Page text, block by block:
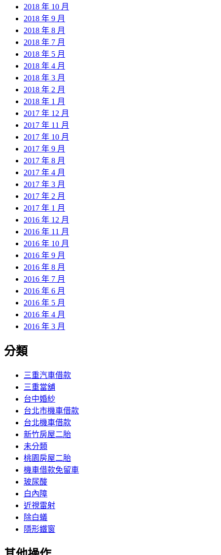
2018 年 10 月
2018 年 9 月
2018 年 8 月
2018 年 7 月
2018 年 5 月
2018 年 4 月
2018 年 3 月
2018 年 2 月
2018 年 1 月
2017 年 12 月
2017 年 11 月
2017 年 10 月
2017 年 9 月
2017 年 8 月
2017 年 4 月
2017 年 3 月
2017 年 2 月
2017 年 1 月
2016 年 12 月
2016 年 11 月
2016 年 10 月
2016 年 9 月
2016 年 8 月
2016 年 7 月
2016 年 6 月
2016 年 5 月
2016 年 4 月
2016 年 3 月
分類
三重汽車借款
三重當舖
台中婚紗
台北市機車借款
台北機車借款
新竹房屋二胎
未分類
桃園房屋二胎
機車借款免留車
玻尿酸
白內障
近視雷射
除白蟻
隱形鐵窗